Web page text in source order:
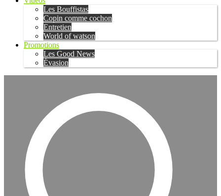
Les Bouffistas
Copin comme cochon
Entretien
World of watson
Promotions
Les Good News
Évasion